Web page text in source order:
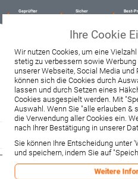
Geprüfter
Sicher
Best-
Beratung & Verkauf
+49 37467 66944
Montag - Freitag:
10:00 - 12:00 Uhr
13:00 - 16:00 Uhr
Samstag:
9:00 - 12:00 Uhr
Lieferzeitanfrage Widerruf
Ihre Cookie
Wir nutzen Cookies, um eine
stetig zu verbessern sowie
unserer Webseite, Social Media
können sich die Cookies durch
lassen und durch Setzen eines
Cookies ausgespielt werden. Mit
Auswahl. Wenn Sie "alle erlauben &
die Verwendung aller Cookies ein.
nach Ihrer Bestätigung in unserer
Sie können Ihre Entscheidung unter
und speichern, indem Sie auf
Weitere